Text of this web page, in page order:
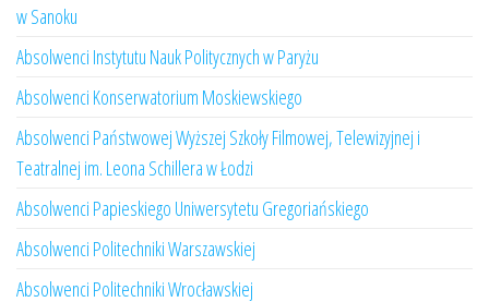
w Sanoku
Absolwenci Instytutu Nauk Politycznych w Paryżu
Absolwenci Konserwatorium Moskiewskiego
Absolwenci Państwowej Wyższej Szkoły Filmowej, Telewizyjnej i
Teatralnej im. Leona Schillera w Łodzi
Absolwenci Papieskiego Uniwersytetu Gregoriańskiego
Absolwenci Politechniki Warszawskiej
Absolwenci Politechniki Wrocławskiej